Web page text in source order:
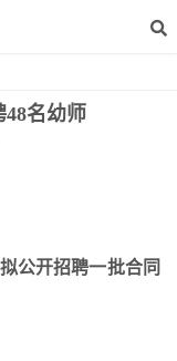
名幼师
公开招聘一批合同